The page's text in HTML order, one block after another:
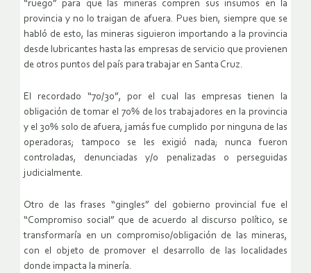
“ruego” para que las mineras compren sus insumos en la
provincia y no lo traigan de afuera. Pues bien, siempre que se
habló de esto, las mineras siguieron importando a la provincia
desde lubricantes hasta las empresas de servicio que provienen
de otros puntos del país para trabajar en Santa Cruz.
El recordado “70/30”, por el cual las empresas tienen la
obligación de tomar el 70% de los trabajadores en la provincia
y el 30% solo de afuera, jamás fue cumplido por ninguna de las
operadoras; tampoco se les exigió nada; nunca fueron
controladas, denunciadas y/o penalizadas o perseguidas
judicialmente.
Otro de las frases “gingles” del gobierno provincial fue el
“Compromiso social” que de acuerdo al discurso político, se
transformaría en un compromiso/obligación de las mineras,
con el objeto de promover el desarrollo de las localidades
donde impacta la minería.